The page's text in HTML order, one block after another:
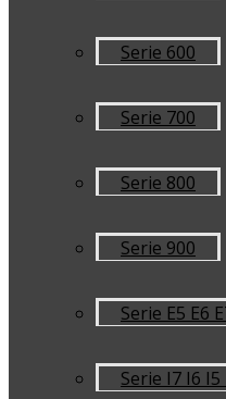
Serie 600
Serie 700
Serie 800
Serie 900
Serie E5 E6
Serie I7 I6 I5